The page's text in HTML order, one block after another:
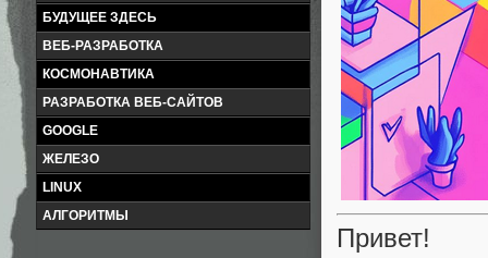
БУДУЩЕЕ ЗДЕСЬ
ВЕБ-РАЗРАБОТКА
КОСМОНАВТИКА
РАЗРАБОТКА ВЕБ-САЙТОВ
GOOGLE
ЖЕЛЕЗО
LINUX
АЛГОРИТМЫ
Привет!